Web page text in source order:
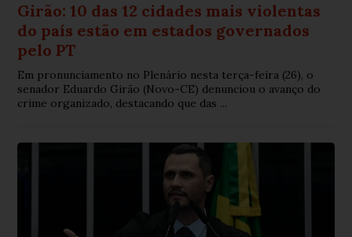
Girão: 10 das 12 cidades mais violentas
do país estão em estados governados
pelo PT
Em pronunciamento no Plenário nesta terça-feira (26), o
senador Eduardo Girão (Novo-CE) denunciou o avanço do
crime organizado, destacando que das ...